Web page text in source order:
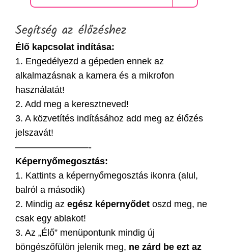
Segítség az élőzéshez
Élő kapcsolat indítása:
1. Engedélyezd a gépeden ennek az
alkalmazásnak a kamera és a mikrofon
használatát!
2. Add meg a keresztneved!
3. A közvetítés indításához add meg az élőzés
jelszavát!
————————-
Képernyőmegosztás:
1. Kattints a képernyőmegosztás ikonra (alul,
balról a második)
2. Mindig az egész képernyődet oszd meg, ne
csak egy ablakot!
3. Az „Élő” menüpontunk mindig új
böngészőfülön jelenik meg, ne zárd be ezt az